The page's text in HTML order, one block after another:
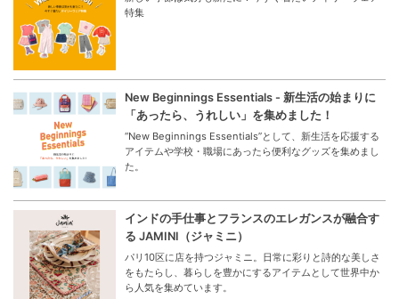
特集
New Beginnings Essentials - 新生活の始まりに
「あったら、うれしい」を集めました！
“New Beginnings Essentials”として、新生活を応援する
アイテムや学校・職場にあったら便利なグッズを集めまし
た。
インドの手仕事とフランスのエレガンスが融合す
る JAMINI（ジャミニ）
パリ10区に店を持つジャミニ。日常に彩りと詩的な美しさ
をもたらし、暮らしを豊かにするアイテムとして世界中か
ら人気を集めています。